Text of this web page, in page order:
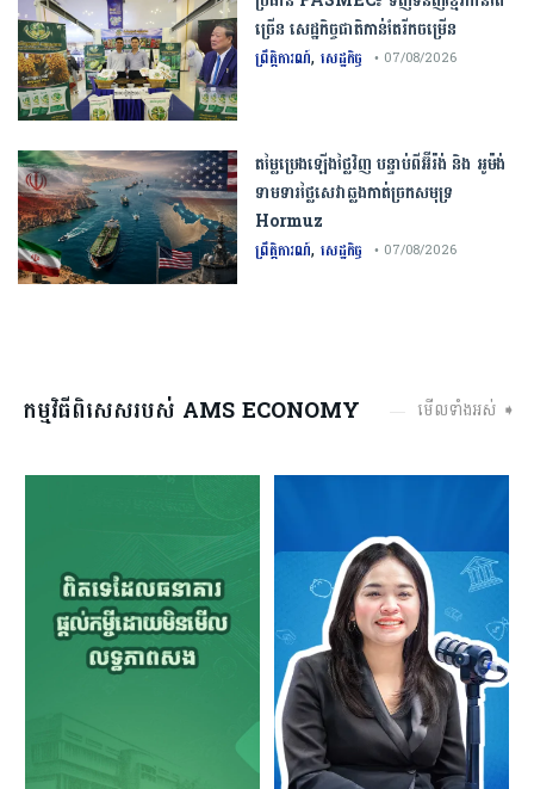
ច្រើន​ ​សេដ្ឋកិច្ច​ជាតិ​កាន់តែ​រីកចម្រើន​
ព្រឹត្តិការណ៍, សេដ្ឋកិច្ច • 07/08/2026
តម្លៃប្រេងឡើងថ្លៃវិញ បន្ទាប់ពីអ៊ីរ៉ង់ និង អូម៉ង់
ទាមទារថ្លៃសេវាឆ្លងកាត់ច្រកសមុទ្រ
Hormuz
ព្រឹត្តិការណ៍, សេដ្ឋកិច្ច • 07/08/2026
កម្មវិធីពិសេសរបស់ AMS ECONOMY មើលទាំងអស់ ➧